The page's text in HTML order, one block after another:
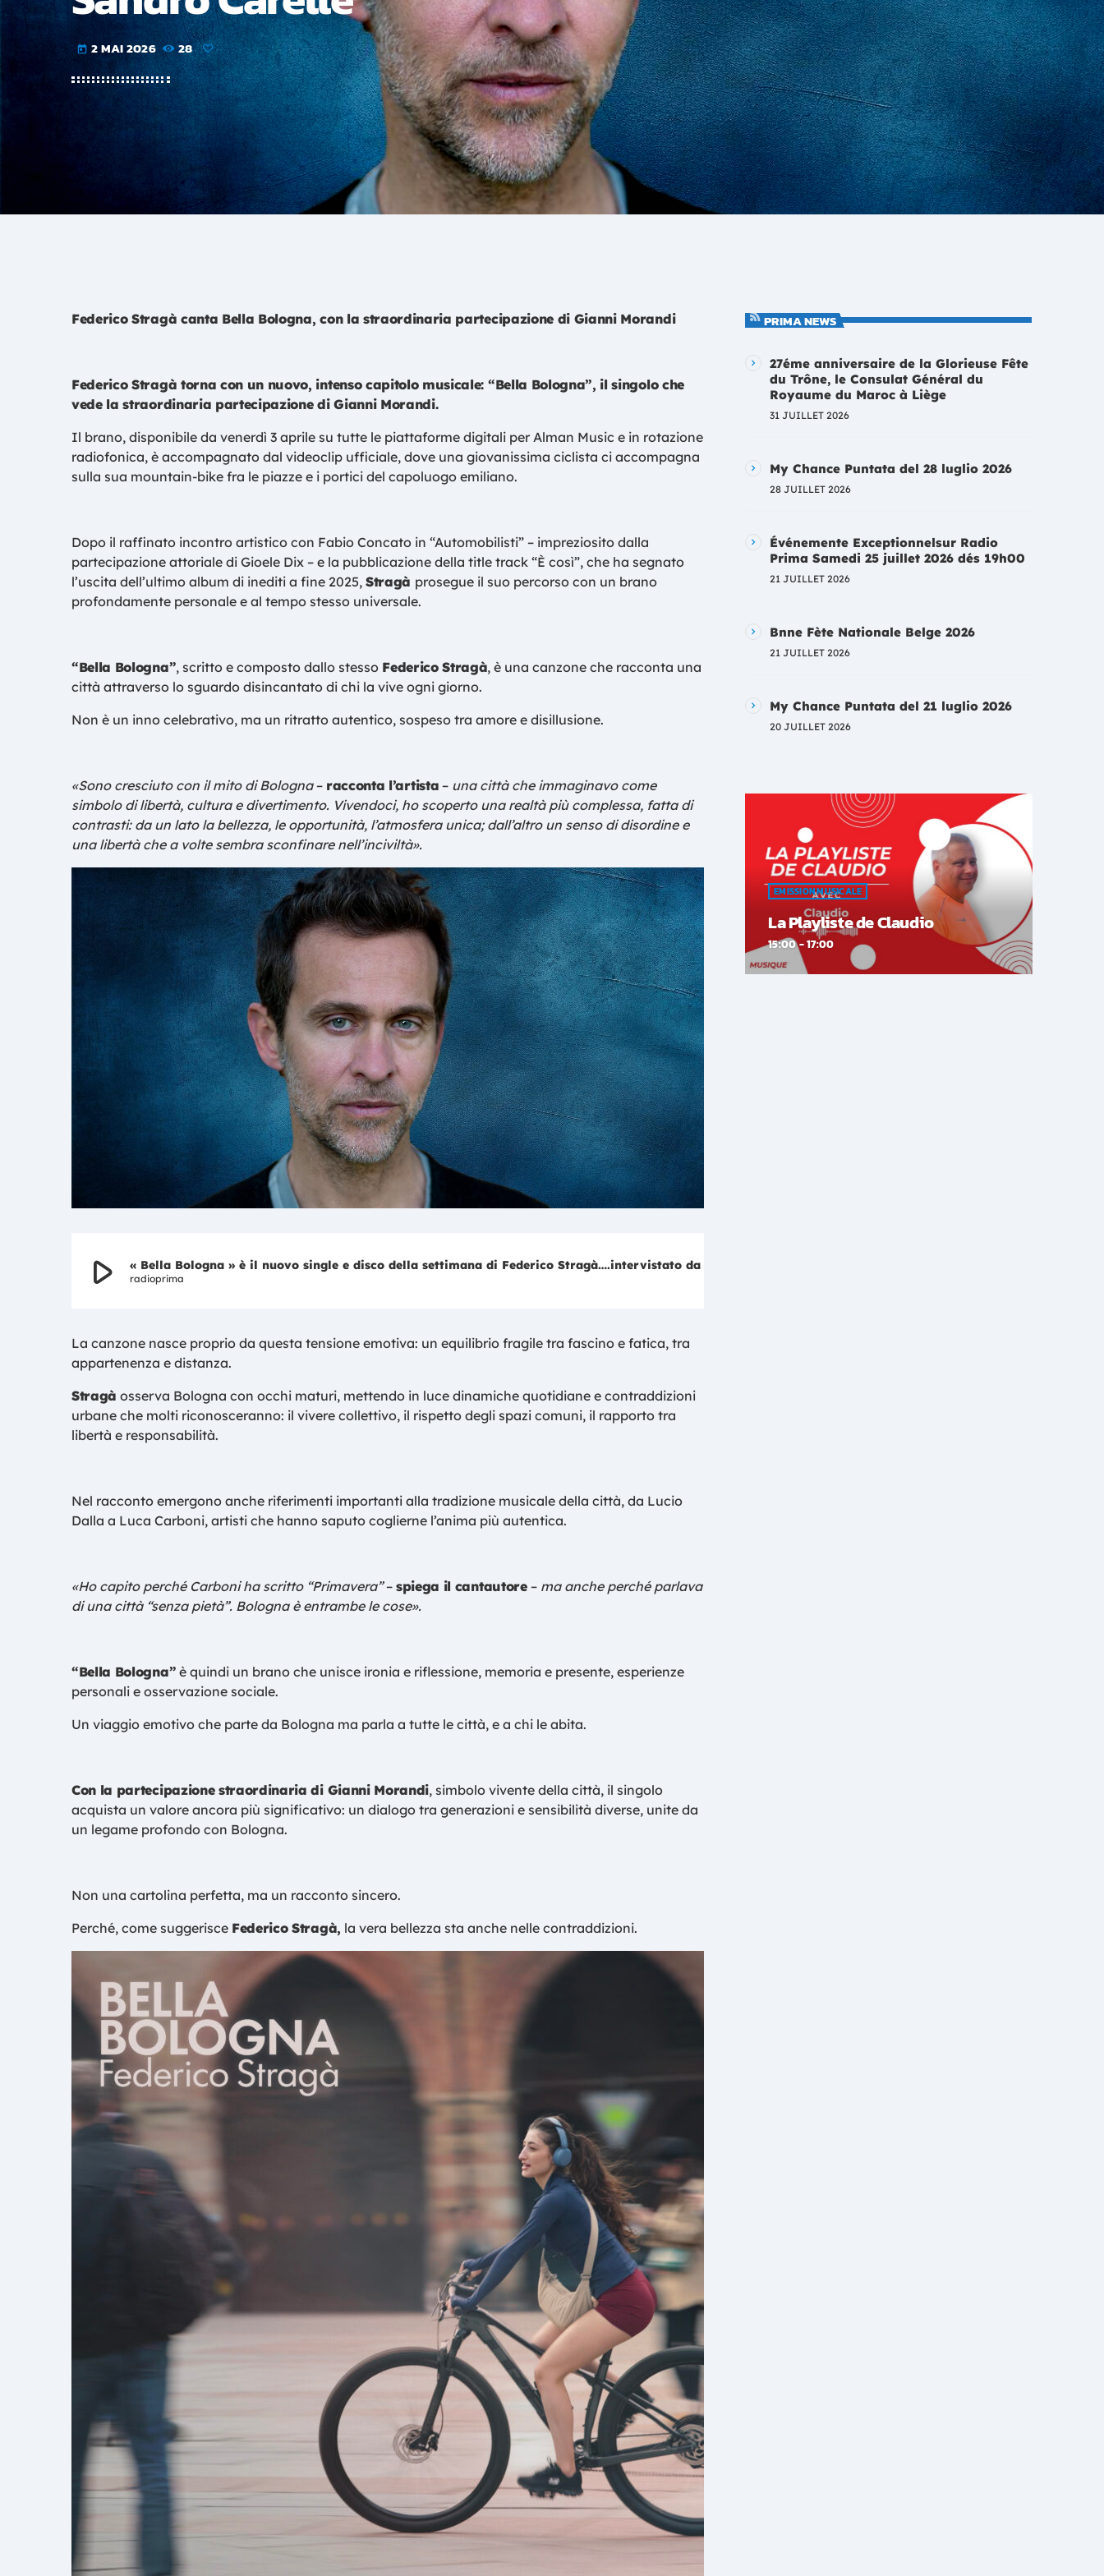
today 2 MAI 2026 28
Federico Stragà canta Bella Bologna, con la straordinaria partecipazione di Gianni Morandi
Federico Stragà torna con un nuovo, intenso capitolo musicale: “Bella Bologna”, il singolo che
vede la straordinaria partecipazione di Gianni Morandi.
Il brano, disponibile da venerdì 3 aprile su tutte le piattaforme digitali per Alman Music e in rotazione
radiofonica, è accompagnato dal videoclip ufficiale, dove una giovanissima ciclista ci accompagna
sulla sua mountain-bike fra le piazze e i portici del capoluogo emiliano.
Dopo il raffinato incontro artistico con Fabio Concato in “Automobilisti” – impreziosito dalla
partecipazione attoriale di Gioele Dix – e la pubblicazione della title track “È così”, che ha segnato
l’uscita dell’ultimo album di inediti a fine 2025, Stragà prosegue il suo percorso con un brano
profondamente personale e al tempo stesso universale.
“Bella Bologna”, scritto e composto dallo stesso Federico Stragà, è una canzone che racconta una
città attraverso lo sguardo disincantato di chi la vive ogni giorno.
Non è un inno celebrativo, ma un ritratto autentico, sospeso tra amore e disillusione.
«Sono cresciuto con il mito di Bologna– racconta l’artista – una città che immaginavo come
simbolo di libertà, cultura e divertimento. Vivendoci, ho scoperto una realtà più complessa, fatta di
contrasti: da un lato la bellezza, le opportunità, l’atmosfera unica; dall’altro un senso di disordine e
una libertà che a volte sembra sconfinare nell’inciviltà».
play_arrow radioprima
La canzone nasce proprio da questa tensione emotiva: un equilibrio fragile tra fascino e fatica, tra
appartenenza e distanza.
Stragà osserva Bologna con occhi maturi, mettendo in luce dinamiche quotidiane e contraddizioni
urbane che molti riconosceranno: il vivere collettivo, il rispetto degli spazi comuni, il rapporto tra
libertà e responsabilità.
Nel racconto emergono anche riferimenti importanti alla tradizione musicale della città, da Lucio
Dalla a Luca Carboni, artisti che hanno saputo coglierne l’anima più autentica.
«Ho capito perché Carboni ha scritto “Primavera”– spiega il cantautore– ma anche perché parlava
di una città “senza pietà”. Bologna è entrambe le cose».
“Bella Bologna” è quindi un brano che unisce ironia e riflessione, memoria e presente, esperienze
personali e osservazione sociale.
Un viaggio emotivo che parte da Bologna ma parla a tutte le città, e a chi le abita.
Con la partecipazione straordinaria di Gianni Morandi, simbolo vivente della città, il singolo
acquista un valore ancora più significativo: un dialogo tra generazioni e sensibilità diverse, unite da
un legame profondo con Bologna.
Non una cartolina perfetta, ma un racconto sincero.
Perché, come suggerisce Federico Stragà, la vera bellezza sta anche nelle contraddizioni.
PRIMA NEWS
27éme anniversaire de la Glorieuse Fête
du Trône, le Consulat Général du
Royaume du Maroc à Liège
31 JUILLET 2026
My Chance Puntata del 28 luglio 2026
28 JUILLET 2026
Événemente Exceptionnelsur Radio
Prima Samedi 25 juillet 2026 dés 19h00
21 JUILLET 2026
Bnne Fète Nationale Belge 2026
21 JUILLET 2026
My Chance Puntata del 21 luglio 2026
20 JUILLET 2026
EMISSION MUSICALE
La Playliste de Claudio
15:00 - 17:00